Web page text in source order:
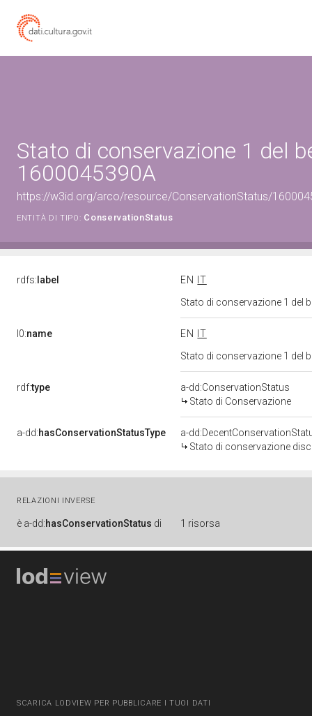
Stato di conservazione 1 del
1600045390A
https://w3id.org/arco/resource/ConservationStatus/
ENTITÀ DI TIPO: ConservationStatus
rdfs: label EN
IT
Stato di conservazione 1 del
l0:name EN
IT
Stato di conservazione 1 del
rdf:type
a-dd:ConservationStatus
Stato di Conservazione
a-dd:hasConservationStatusType
a-
Stato di conservazione
RELAZIONI INVERSE
è a-dd:hasConservationStatus di 1 risorsa
SCARICA LODVIEW PER PUBBLICARE I TUOI DATI